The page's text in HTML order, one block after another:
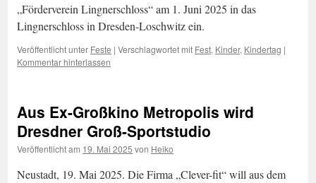
„Förderverein Lingnerschloss“ am 1. Juni 2025 in das
Lingnerschloss in Dresden-Loschwitz ein.
Veröffentlicht unter Feste | Verschlagwortet mit Fest, Kinder, Kindertag |
Kommentar hinterlassen
Aus Ex-Großkino Metropolis wird
Dresdner Groß-Sportstudio
Veröffentlicht am 19. Mai 2025 von Heiko
Neustadt, 19. Mai 2025. Die Firma „Clever-fit“ will aus dem